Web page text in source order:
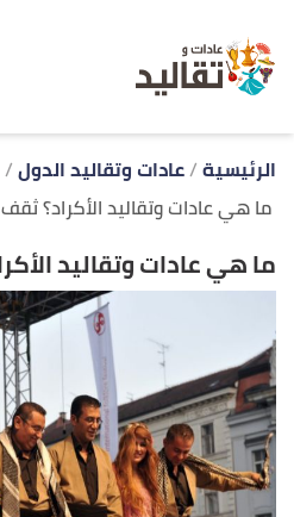
الرئيسية عادات وتقاليد الدول
ما هي عادات وتقاليد الأكراد؟
ما هي عادات وتقاليد